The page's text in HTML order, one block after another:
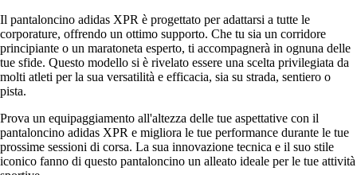
Il pantaloncino adidas XPR è progettato per adattarsi a tutte le
corporature, offrendo un ottimo supporto. Che tu sia un corridore
principiante o un maratoneta esperto, ti accompagnerà in ognuna delle
tue sfide. Questo modello si è rivelato essere una scelta privilegiata da
molti atleti per la sua versatilità e efficacia, sia su strada, sentiero o
pista.
Prova un equipaggiamento all'altezza delle tue aspettative con il
pantaloncino adidas XPR e migliora le tue performance durante le tue
prossime sessioni di corsa. La sua innovazione tecnica e il suo stile
iconico fanno di questo pantaloncino un alleato ideale per le tue attività